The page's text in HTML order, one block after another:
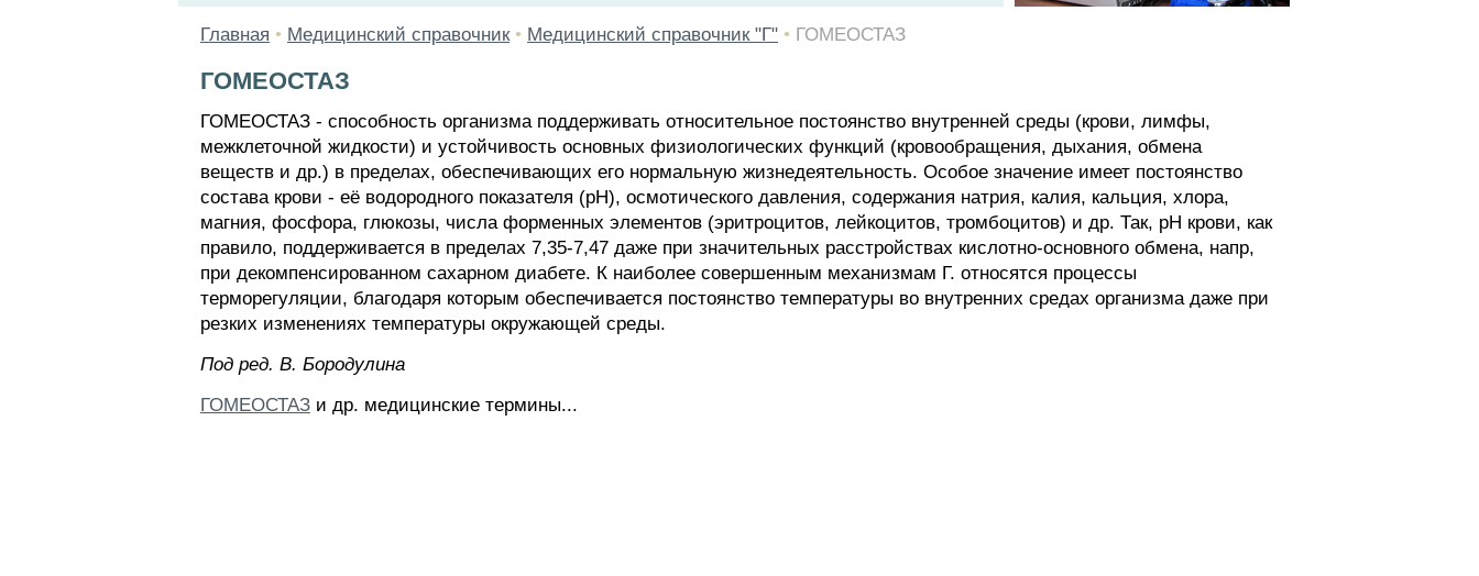
Главная • Медицинский справочник • Медицинский справочник "Г" • ГОМЕОСТАЗ
ГОМЕОСТАЗ
ГОМЕОСТАЗ - способность организма поддерживать относительное постоянство внутренней среды (крови, лимфы,
межклеточной жидкости) и устойчивость основных физиологических функций (кровообращения, дыхания, обмена
веществ и др.) в пределах, обеспечивающих его нормальную жизнедеятельность. Особое значение имеет постоянство
состава крови - её водородного показателя (рН), осмотического давления, содержания натрия, калия, кальция, хлора,
магния, фосфора, глюкозы, числа форменных элементов (эритроцитов, лейкоцитов, тромбоцитов) и др. Так, рН крови, как
правило, поддерживается в пределах 7,35-7,47 даже при значительных расстройствах кислотно-основного обмена, напр,
при декомпенсированном сахарном диабете. К наиболее совершенным механизмам Г. относятся процессы
терморегуляции, благодаря которым обеспечивается постоянство температуры во внутренних средах организма даже при
резких изменениях температуры окружающей среды.
Пoд peд. B. Бopoдyлинa
ГОМЕОСТАЗ и др. медицинские термины...